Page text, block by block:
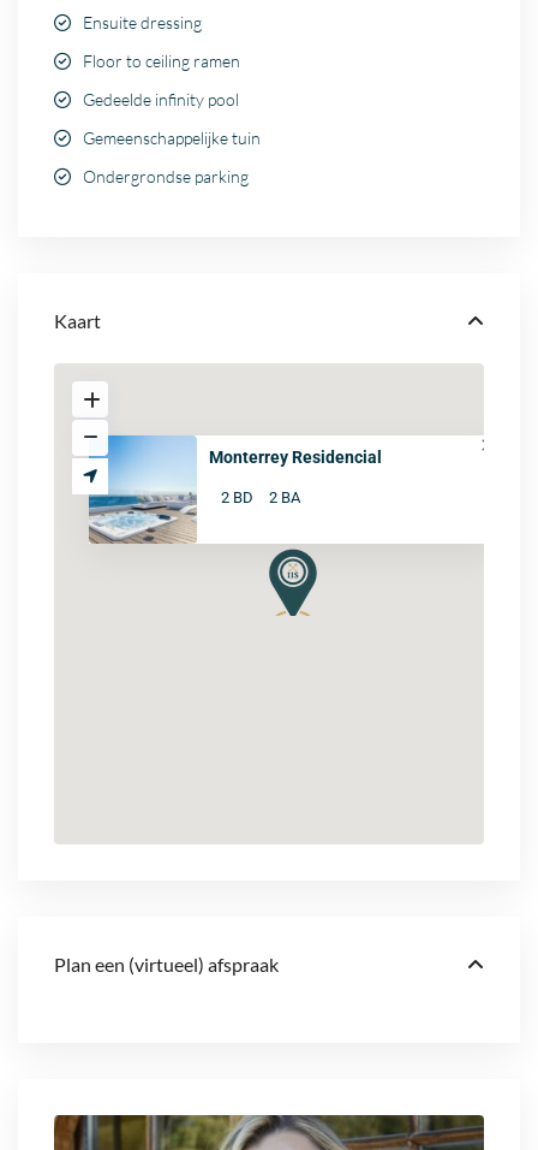
Ensuite dressing
Floor to ceiling ramen
Gedeelde infinity pool
Gemeenschappelijke tuin
Ondergrondse parking
Kaart
Monterrey Residencial
2 BD 2 BA
Plan een (virtueel) afspraak